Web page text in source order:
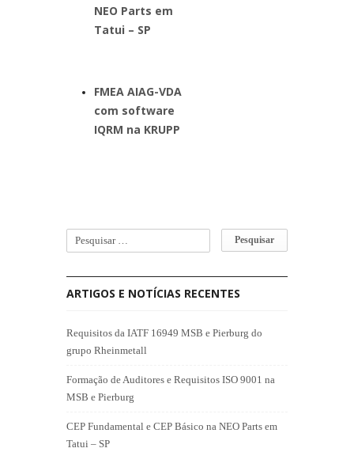
NEO Parts em
Tatui – SP
FMEA AIAG-VDA
com software
IQRM na KRUPP
ARTIGOS E NOTÍCIAS RECENTES
Requisitos da IATF 16949 MSB e Pierburg do
grupo Rheinmetall
Formação de Auditores e Requisitos ISO 9001 na
MSB e Pierburg
CEP Fundamental e CEP Básico na NEO Parts em
Tatui – SP